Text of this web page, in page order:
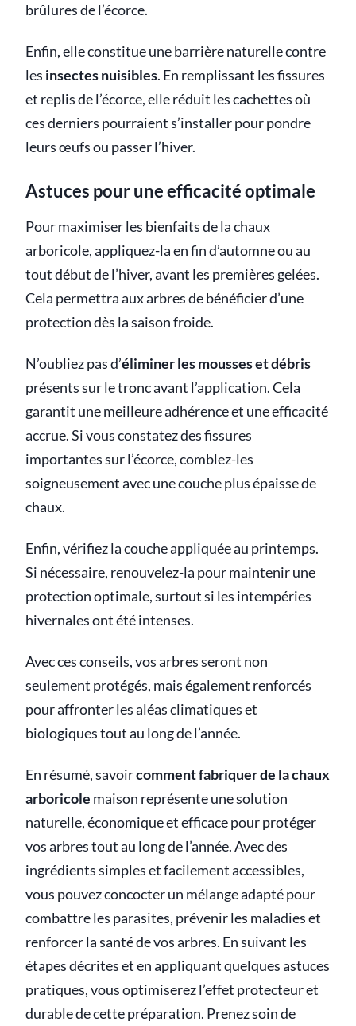
brûlures de l’écorce.
Enfin, elle constitue une barrière naturelle contre
les insectes nuisibles. En remplissant les fissures
et replis de l’écorce, elle réduit les cachettes où
ces derniers pourraient s’installer pour pondre
leurs œufs ou passer l’hiver.
Astuces pour une efficacité optimale
Pour maximiser les bienfaits de la chaux
arboricole, appliquez-la en fin d’automne ou au
tout début de l’hiver, avant les premières gelées.
Cela permettra aux arbres de bénéficier d’une
protection dès la saison froide.
N’oubliez pas d’éliminer les mousses et débris
présents sur le tronc avant l’application. Cela
garantit une meilleure adhérence et une efficacité
accrue. Si vous constatez des fissures
importantes sur l’écorce, comblez-les
soigneusement avec une couche plus épaisse de
chaux.
Enfin, vérifiez la couche appliquée au printemps.
Si nécessaire, renouvelez-la pour maintenir une
protection optimale, surtout si les intempéries
hivernales ont été intenses.
Avec ces conseils, vos arbres seront non
seulement protégés, mais également renforcés
pour affronter les aléas climatiques et
biologiques tout au long de l’année.
En résumé, savoircomment fabriquer de la chaux
arboricole maison représente une solution
naturelle, économique et efficace pour protéger
vos arbres tout au long de l’année. Avec des
ingrédients simples et facilement accessibles,
vous pouvez concocter un mélange adapté pour
combattre les parasites, prévenir les maladies et
renforcer la santé de vos arbres. En suivant les
étapes décrites et en appliquant quelques astuces
pratiques, vous optimiserez l’effet protecteur et
durable de cette préparation. Prenez soin de